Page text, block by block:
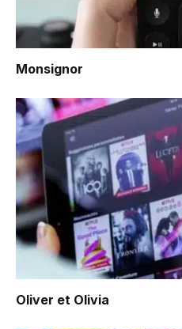
Monsignor
Oliver et Olivia